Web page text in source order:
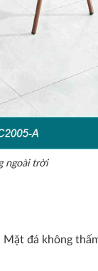
ngoài trời
đá không